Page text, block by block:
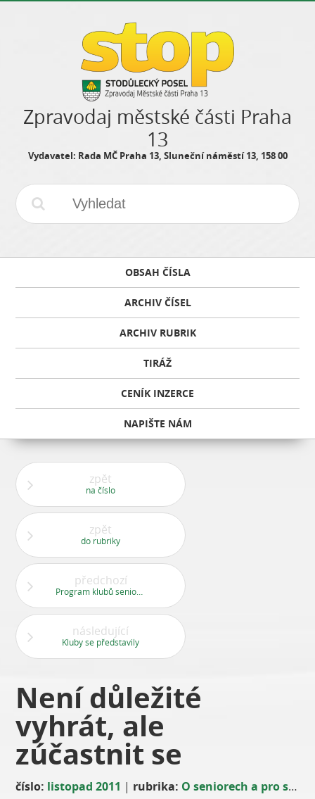
Zpravodaj městské části Praha
13
Vydavatel: Rada MČ Praha 13, Sluneční náměstí 13, 158 00
OBSAH ČÍSLA
ARCHIV ČÍSEL
ARCHIV RUBRIK
TIRÁŽ
CENÍK INZERCE
NAPIŠTE NÁM
zpět
na číslo
zpět
do rubriky
předchozí
následující
Kluby se představily
Není důležité
vyhrát, ale
zúčastnit se
číslo: listopad 2011 | rubrika: O seniorech a pro seniory